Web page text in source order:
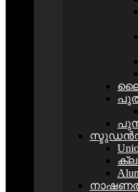
നാഷണൽ